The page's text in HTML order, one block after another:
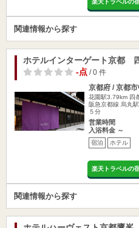
楽天トラベルの
関連情報から探す
ホテルインターゲート京都
-点/ 0 件
京都府 / 京都
花園駅3.79km 四
阪急京都線 烏丸
５分
営業時間
入浴料金 ～
宿泊 ホテル
楽天トラベルの
関連情報から探す